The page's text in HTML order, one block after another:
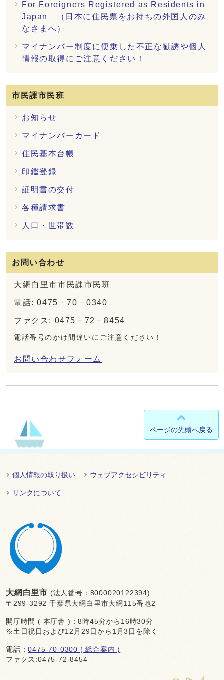
For Foreigners Registered as Residents in
Japan （日本に住民票をお持ちの外国人のみ
なさまへ）
マイナンバー制度に便乗した不正な勧誘や個人
情報の取得にご注意ください！
市民課市民班
お知らせ
マイナンバーカード
住民基本台帳
印鑑登録
証明書の交付
各種請求書
人口・世帯数
お問い合わせ
大網白里市市民課市民班
電話: 0475－70－0340
ファクス: 0475－72－8454
電話番号のかけ間違いにご注意ください！
お問い合わせフォーム
ページの先頭へ戻る
個人情報の取り扱い ウェブアクセシビリティ
リンクについて
大網白里市 (法人番号：8000020122394)
〒299-3292 千葉県大網白里市大網115番地2
開庁時間 ( 本庁舎 )：8時45分から16時30分
※土日祝日および12月29日から1月3日を除く
電話：0475-70-0300 ( 総合案内 )
ファクス:0475-72-8454